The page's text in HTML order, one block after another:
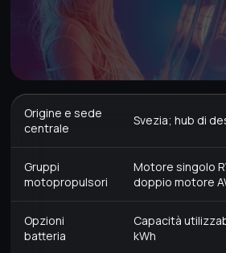
14 Domande frequenti
Origine e sede
centrale
Svezia; hub di
Gruppi
motopropulsori
Motore singolo
doppio motore
Opzioni
batteria
Capacità
kWh